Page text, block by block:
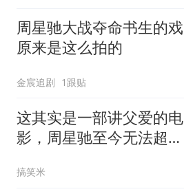
周星驰大战夺命书生的戏
原来是这么拍的
金宸追剧 1跟贴
这其实是一部讲父爱的电
影，周星驰至今无法超越
搞笑米